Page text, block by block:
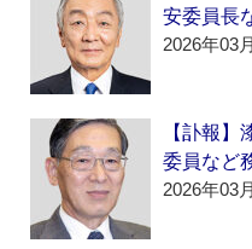
安委員長
2026年03
【訃報】
委員など
2026年03